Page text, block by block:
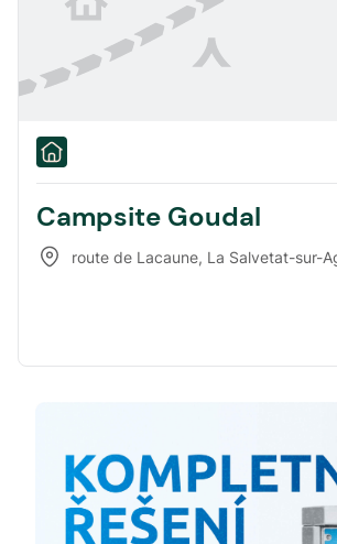
Campsite Goudal
route de Lacaune, La Salvetat-sur-